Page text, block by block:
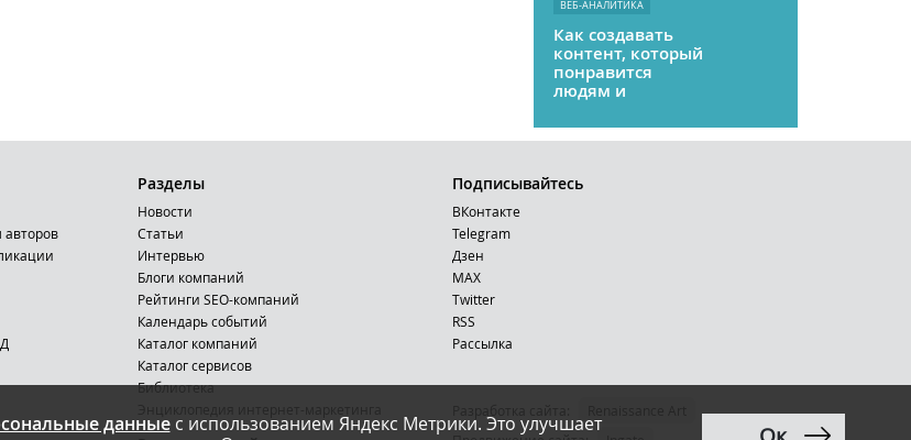
ВЕБ-АНАЛИТИКА
Как создавать
контент, который
понравится
людям и
данныес использованием Яндекс Метрики. Это улучшает
Разделы
Новости
Статьи
Интервью
Блоги компаний
Рейтинги SEO-компаний
Календарь событий
Каталог компаний
Каталог сервисов
Библиотека
Подписывайтесь
ВКонтакте
Telegram
Дзен
MAX
Тwitter
RSS
Рассылка